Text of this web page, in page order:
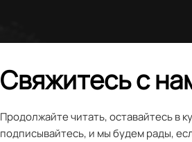
Свяжитесь с
Продолжайте читать, оставайтесь в
подписывайтесь, и мы будем рады,